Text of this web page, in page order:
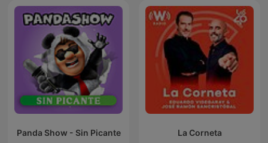
Panda Show - Sin Picante La Corneta